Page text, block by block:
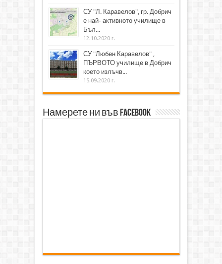
СУ "Л. Каравелов", гр. Добрич
е най- активното училище в
Бъл...
12.10.2020 г.
СУ "Любен Каравелов" ,
ПЪРВОТО училище в Добрич
което излъчв...
15.09.2020 г.
Намерете ни във Facebook